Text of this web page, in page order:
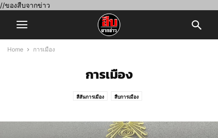
//ของสืบจากข่าว
Home การเมือง
การเมือง
สีสันการเมือง สืบการเมือง